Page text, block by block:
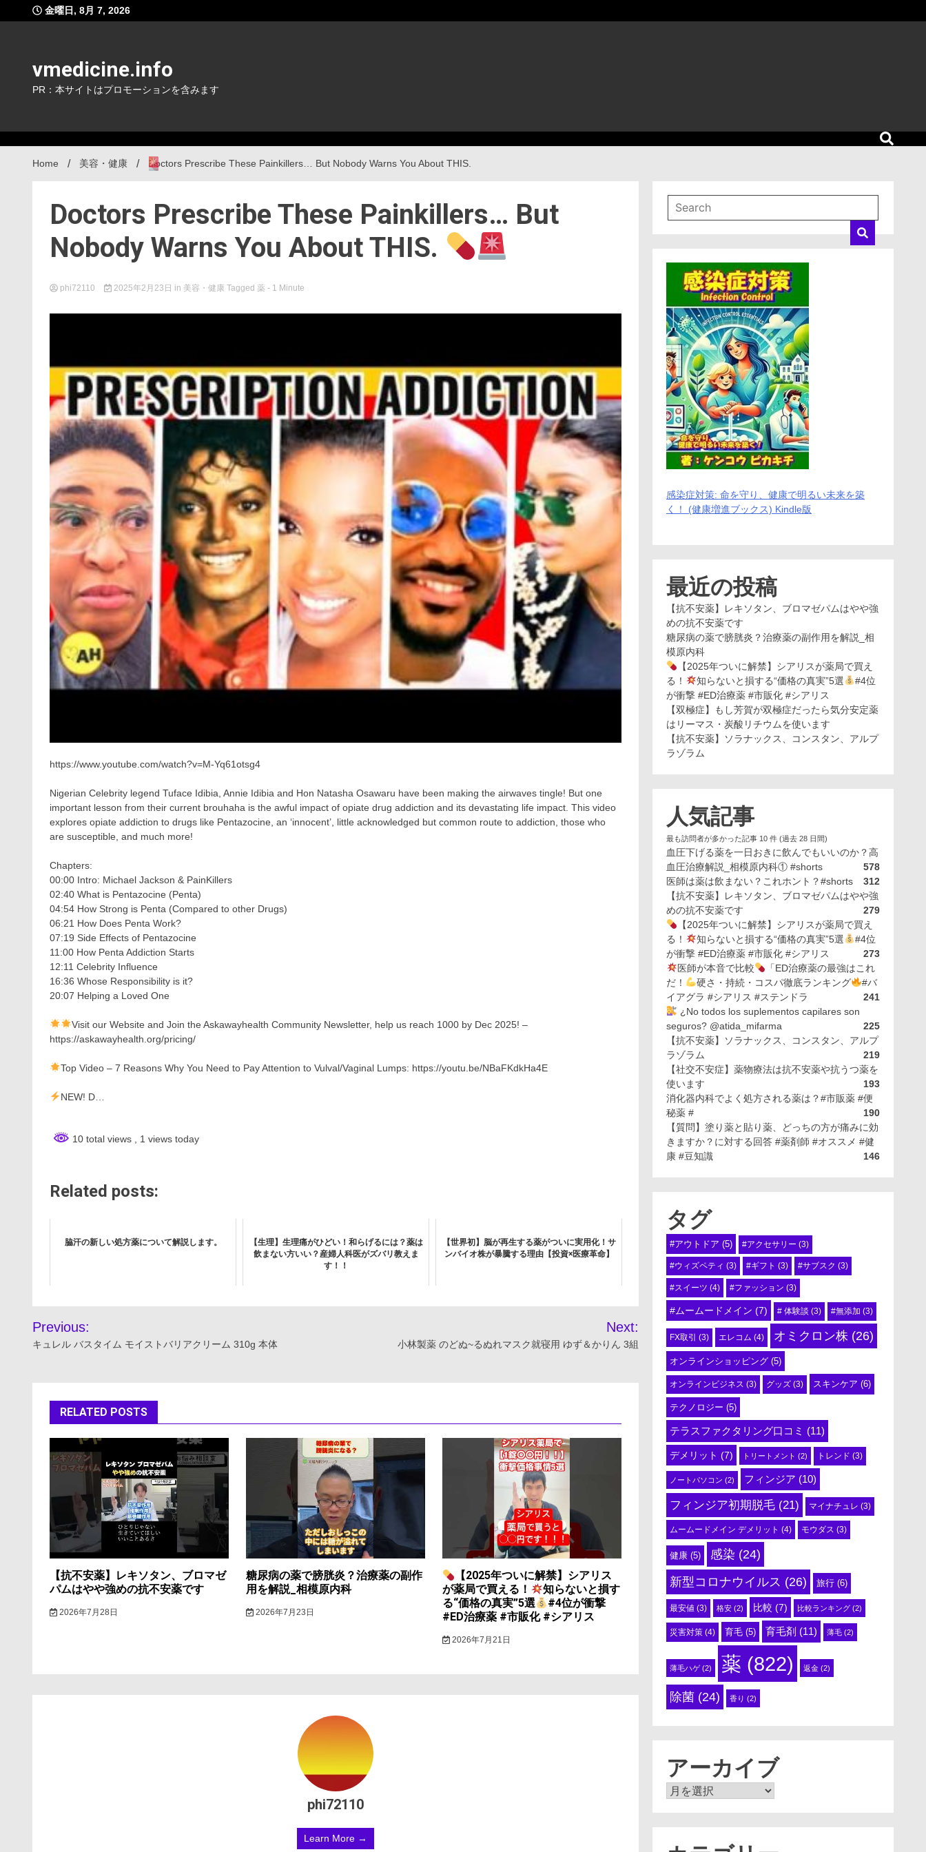
to
金曜日, 8月 7, 2026
vmedicine.info
PR：本サイトはプロモーションを含みます
Home 美容・健康 Doctors Prescribe These Painkillers… But Nobody Warns You About THIS.
Doctors Prescribe These Painkillers… But
Nobody Warns You About THIS.
phi72110 2025年2月23日 in 美容・健康 Tagged 薬 - 1 Minute
https://www.youtube.com/watch?v=M-Yq61otsg4
Nigerian Celebrity legend Tuface Idibia, Annie Idibia and Hon Natasha Osawaru have been making the airwaves tingle! But one
important lesson from their current brouhaha is the awful impact of opiate drug addiction and its devastating life impact. This video
explores opiate addiction to drugs like Pentazocine, an ‘innocent’, little acknowledged but common route to addiction, those who
are susceptible, and much more!
Chapters:
00:00 Intro: Michael Jackson & PainKillers
02:40 What is Pentazocine (Penta)
04:54 How Strong is Penta (Compared to other Drugs)
06:21 How Does Penta Work?
07:19 Side Effects of Pentazocine
11:00 How Penta Addiction Starts
12:11 Celebrity Influence
16:36 Whose Responsibility is it?
20:07 Helping a Loved One
Visit our Website and Join the Askawayhealth Community Newsletter, help us reach 1000 by Dec 2025! –
https://askawayhealth.org/pricing/
Top Video – 7 Reasons Why You Need to Pay Attention to Vulval/Vaginal Lumps: https://youtu.be/NBaFKdkHa4E
NEW! D…
10 total views , 1 views today
Related posts:
脇汗の新しい処方薬について解説します。
【生理】生理痛がひどい！和らげるには？薬は
飲まない方いい？産婦人科医がズバリ教えま
す！！
【世界初】脳が再生する薬がついに実用化！サ
ンバイオ株が暴騰する理由【投資×医療革命】
投
稿
ビ
ゲ
ー
ョ
ン
Previous:
キュレル バスタイム モイストバリアクリーム 310g 本体
Next:
小林製薬 のどぬ~るぬれマスク就寝用 ゆず＆かりん 3組
RELATED POSTS
【抗不安薬】レキソタン、ブロマゼ
パムはやや強めの抗不安薬です
2026年7月28日
糖尿病の薬で膀胱炎？治療薬の副作
用を解説_相模原内科
2026年7月23日
【2025年ついに解禁】シアリス
が薬局で買える！
知らないと損す
る“価格の真実”5選
#4位が衝撃
#ED治療薬 #市販化 #シアリス
2026年7月21日
phi72110
Learn More →
感染症対策: 命を守り、健康で明るい未来を築
く！ (健康増進ブックス) Kindle版
最近の投稿
【抗不安薬】レキソタン、ブロマゼパムはやや強
めの抗不安薬です
糖尿病の薬で膀胱炎？治療薬の副作用を解説_相
模原内科
【2025年ついに解禁】シアリスが薬局で買え
る！
知らないと損する“価格の真実”5選
#4位
が衝撃 #ED治療薬 #市販化 #シアリス
【双極症】もし芳賀が双極症だったら気分安定薬
はリーマス・炭酸リチウムを使います
【抗不安薬】ソラナックス、コンスタン、アルプ
ラゾラム
人気記事
最も訪問者が多かった記事 10 件 (過去 28 日間)
血圧下げる薬を一日おきに飲んでもいいのか？高
血圧治療解説_相模原内科① #shorts
578
医師は薬は飲まない？これホント？#shorts
312
【抗不安薬】レキソタン、ブロマゼパムはやや強
めの抗不安薬です
279
【2025年ついに解禁】シアリスが薬局で買え
る！
知らないと損する“価格の真実”5選
#4位
が衝撃 #ED治療薬 #市販化 #シアリス
273
医師が本音で比較
「ED治療薬の最強はこれ
だ！
硬さ・持続・コスパ徹底ランキング
#バ
イアグラ #シアリス #ステンドラ
241
¿No todos los suplementos capilares son
seguros? @atida_mifarma
225
【抗不安薬】ソラナックス、コンスタン、アルプ
ラゾラム
219
【社交不安症】薬物療法は抗不安薬や抗うつ薬を
使います
193
消化器内科でよく処方される薬は？#市販薬 #便
秘薬 #
190
【質問】塗り薬と貼り薬、どっちの方が痛みに効
きますか？に対する回答 #薬剤師 #オススメ #健
康 #豆知識
146
タグ
#アウトドア (5) #アクセサリー (3)
#ウィズペティ (3) #ギフト (3) #サブスク (3)
#スイーツ (4) #ファッション (3)
#ムームードメイン (7) # 体験談 (3) #無添加 (3)
FX取引 (3) エレコム (4) オミクロン株 (26)
オンラインショッピング (5)
オンラインビジネス (3) グッズ (3) スキンケア (6)
テクノロジー (5)
テラスファクタリング口コミ (11)
デメリット (7) トリートメント (2) トレンド (3)
ノートパソコン (2) フィンジア (10)
フィンジア初期脱毛 (21) マイナチュレ (3)
ムームードメイン デメリット (4) モウダス (3)
健康 (5) 感染 (24)
新型コロナウイルス (26) 旅行 (6)
最安値 (3) 格安 (2) 比較 (7) 比較ランキング (2)
災害対策 (4) 育毛 (5) 育毛剤 (11) 薄毛 (2)
薄毛ハゲ(2) 薬 (822) 返金 (2)
除菌 (24) 香り (2)
アーカイブ
ア